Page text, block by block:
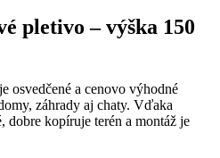
pletivo – výška 150
osvedčené a cenovo výhodné
záhrady aj chaty. Vďaka
dobre kopíruje terén a montáž je